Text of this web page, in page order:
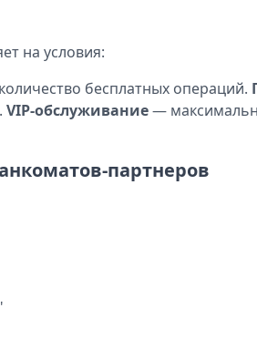
на условия:
бесплатных операций.
VIP-обслуживание—
партнеров